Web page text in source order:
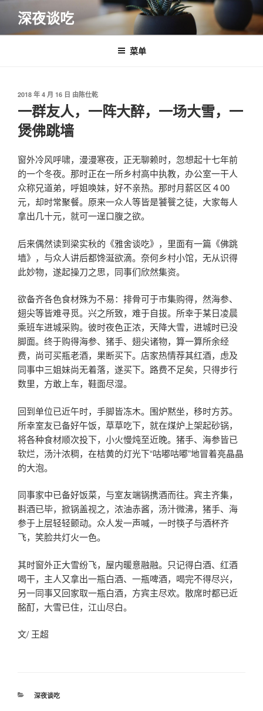
内
深夜谈吃
菜单
发
于
2018 年 4 月 16 日 由陈仕乾
一群友人，一阵大醉，一场大雪，一
煲佛跳墙
窗外冷风呼啸，漫漫寒夜，正无聊赖时，忽想起十七年前
的一个冬夜。那时正在一所乡村高中执教，办公室一干人
众称兄道弟，呼姐唤妹，好不亲热。那时月薪区区４00
元，却时常聚餐。原来一众人等皆是饕餮之徒，大家每人
拿出几十元，就可一逞口腹之欲。
后来偶然读到梁实秋的《雅舍谈吃》，里面有一篇《佛跳
墙》，与众人讲后都馋涎欲滴。奈何乡村小馆，无从识得
此妙物，遂起操刀之思，同事们欣然集资。
欲备齐各色食材殊为不易：排骨可于市集购得，然海参、
翅尖等皆难寻觅。兴之所致，难于自拔。所幸于某日凌晨
乘班车进城采购。彼时夜色正浓，天降大雪，进城时已没
脚面。终于购得海参、猪手、翅尖诸物，算一算所余经
费，尚可买瓶老酒，果断买下。店家热情荐其红酒，虑及
同事中三姐妹尚无着落，遂买下。路费不足矣，只得步行
数里，方敢上车，鞋面尽湿。
回到单位已近午时，手脚皆冻木。围炉黙坐，移时方苏。
所幸室友已备好午饭，草草吃下，就在煤炉上架起砂锅，
将各种食材顺次投下，小火慢炖至近晚。猪手、海参皆已
软烂，汤汁浓稠，在桔黄的灯光下“咕嘟咕嘟”地冒着亮晶晶
的大泡。
同事家中已备好饭菜，与室友端锅携酒而往。宾主齐集，
斟酒已毕，掀锅盖视之，浓油赤酱，汤汁微沸，猪手、海
参于上层轻轻颤动。众人发一声喊，一时筷子与酒杯齐
飞，笑脸共灯火一色。
其时窗外正大雪纷飞，屋内暖意融融。只记得白酒、红酒
喝干，主人又拿出一瓶白酒、一瓶啤酒，喝完不得尽兴，
另一同事又回家取一瓶白酒，方宾主尽欢。散席时都已近
酩酊，大雪已住，江山尽白。
文/ 王超
分
深夜谈吃